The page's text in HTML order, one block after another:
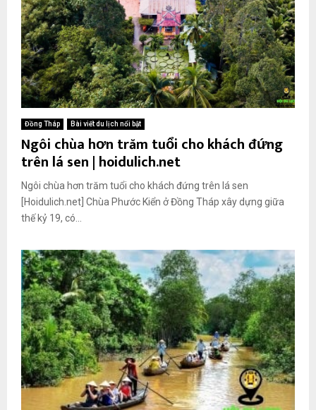
Đồng Tháp Bài viết du lịch nổi bật
Ngôi chùa hơn trăm tuổi cho khách đứng
trên lá sen | hoidulich.net
Ngôi chùa hơn trăm tuổi cho khách đứng trên lá sen
[Hoidulich.net] Chùa Phước Kiển ở Đồng Tháp xây dựng giữa
thế kỷ 19, có...